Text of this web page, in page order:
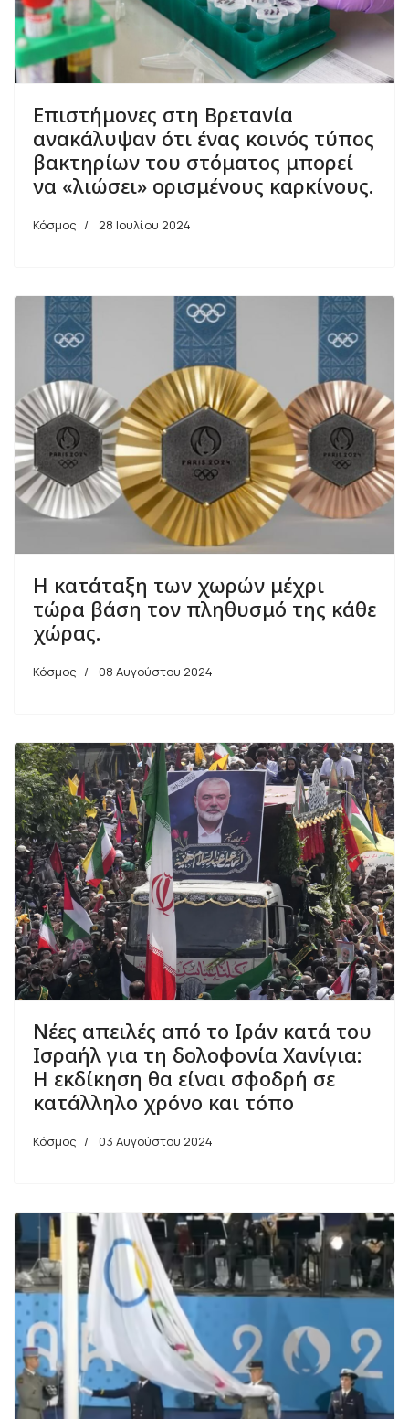
Επιστήμονες στη Βρετανία
ανακάλυψαν ότι ένας κοινός τύπος
βακτηρίων του στόματος μπορεί
να «λιώσει» ορισμένους καρκίνους.
Κόσμος 28 Ιουλίου 2024
H κατάταξη των χωρών μέχρι
τώρα βάση τον πληθυσμό της κάθε
χώρας.
Κόσμος 08 Αυγούστου 2024
Νέες απειλές από το Ιράν κατά του
Ισραήλ για τη δολοφονία Χανίγια:
Η εκδίκηση θα είναι σφοδρή σε
κατάλληλο χρόνο και τόπο
Κόσμος 03 Αυγούστου 2024